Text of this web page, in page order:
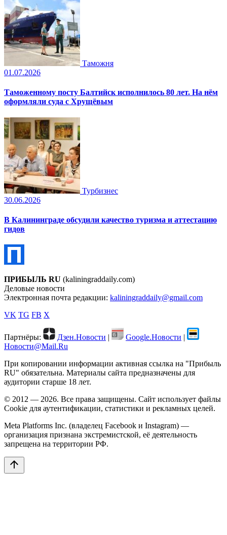
Таможня
01.07.2026
Таможенному посту Балтийск исполнилось 80 лет. На нём
оформляли суда с Хрущёвым
Турбизнес
30.06.2026
В Калининграде обсудили качество туризма и аттестацию
гидов
ПРИБЫЛЬ RU (kaliningraddaily.com)
Деловые новости
Электронная почта редакции: kaliningraddaily@gmail.com
VK TG FB X
Партнёры: Дзен.Новости | Google.Новости |
Новости@Mail.Ru
При копировании информации активная ссылка на "Прибыль
RU" обязательна. Материалы сайта предназначены для
аудитории старше 18 лет.
© 2012 — 2026. Все права защищены. Сайт использует файлы
Cookie для аутентификации, статистики и рекламных целей.
Meta Platforms Inc. (владелец Facebook и Instagram) —
организация признана экстремистской, её деятельность
запрещена на территории РФ.
arrow_upward